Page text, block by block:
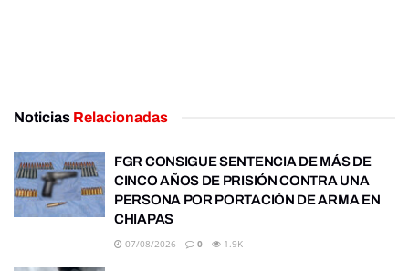
Noticias Relacionadas
FGR CONSIGUE SENTENCIA DE MÁS DE
CINCO AÑOS DE PRISIÓN CONTRA UNA
PERSONA POR PORTACIÓN DE ARMA EN
CHIAPAS
07/08/2026 0 1.9K